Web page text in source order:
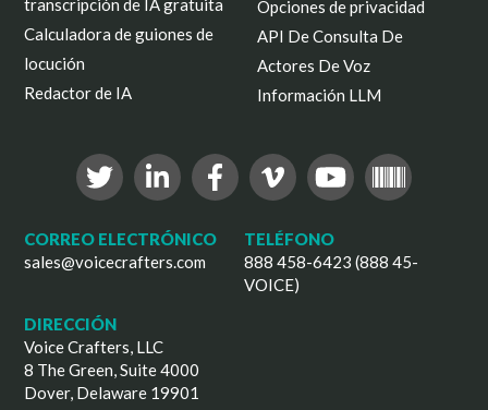
transcripción de IA gratuita
Calculadora de guiones de
locución
Redactor de IA
Opciones de privacidad
API De Consulta De
Actores De Voz
Información LLM
CORREO ELECTRÓNICO
sales@voicecrafters.com
TELÉFONO
888 458-6423 (888 45-
VOICE)
DIRECCIÓN
Voice Crafters, LLC
8 The Green, Suite 4000
Dover, Delaware 19901